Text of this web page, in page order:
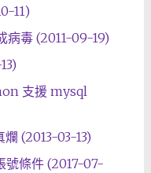
11)
毒 (2011-09-19)
支援 mysql
(2013-03-13)
號條件 (2017-07-